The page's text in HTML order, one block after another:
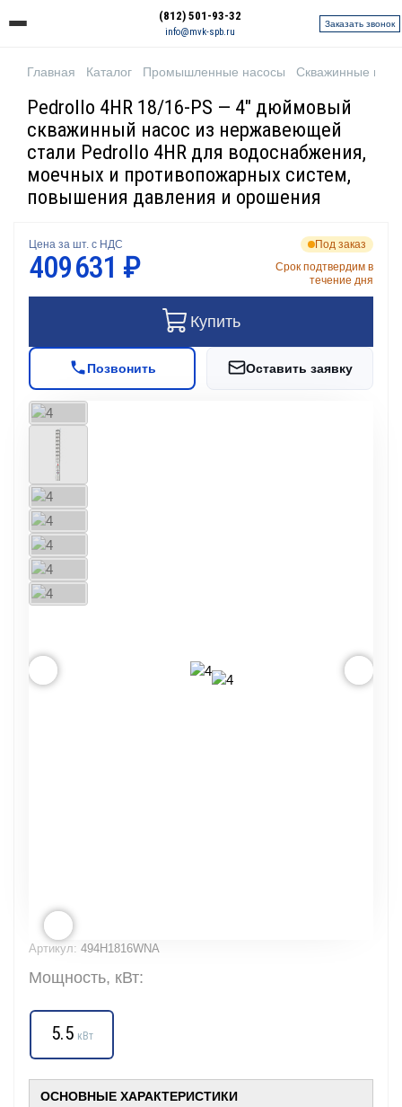
(812) 501-93-32
info@mvk-spb.ru
Заказать звонок
Главная Каталог Промышленные насосы Скважинные
Pedrollo 4HR 18/16-PS — 4" дюймовый
скважинный насос из нержавеющей
стали Pedrollo 4HR для водоснабжения,
моечных и противопожарных систем,
повышения давления и орошения
Артикул: 494H1816WNA
Мощность, кВт:
5.5 кВт
ОСНОВНЫЕ ХАРАКТЕРИСТИКИ
Цена за шт. с НДС
409 631 ₽
Под заказ
Срок подтвердим в
течение дня
Купить
Позвонить Оставить заявку